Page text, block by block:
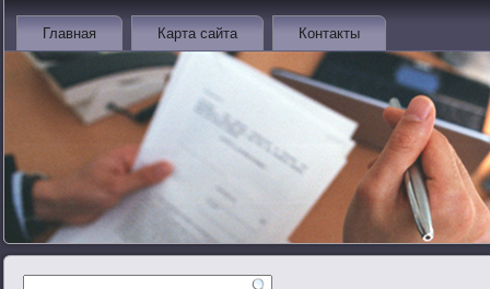
Главная Карта сайта Контакты